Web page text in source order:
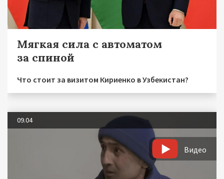
Мягкая сила с автоматом
за спиной
Что стоит за визитом Кириенко в Узбекистан?
09.04
Видео